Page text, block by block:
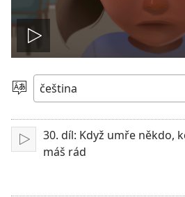
Přehrát
video
Vyberte
jazyk
Přehrát
30. díl: Když umře někdo,
máš rád